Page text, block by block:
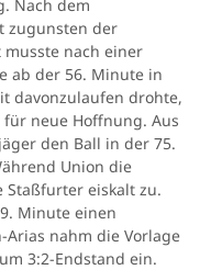
Nach dem
zugunsten der
musste nach einer
ab der 56. Minute in
davonzulaufen drohte,
neue Hoffnung. Aus
den Ball in der 75.
Union die
Staßfurter eiskalt zu.
Minute einen
Arias nahm die Vorlage
3:2-Endstand ein.